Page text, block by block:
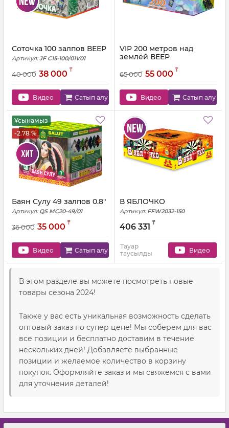
Соточка 100 залпов ВЕЕР
Артикул: JF C15-100/01V01
40 000 38 000 ₸
Видео Сатып алу
VIP 200 метров над
землёй ВЕЕР
JF C15-200/01V01
65 000 55 000 ₸
Видео Сатып алу
Ұсынамыз
-2.78 %
Баян Сулу 49 залпов 0.8"
Артикул: QS MC20-49/01
36 000 35 000 ₸
Видео Сатып алу
В ЯБЛОЧКО
Артикул: FFW2032-150
406 331 ₸
Тауар
таусылды
Видео
В этом разделе вы можете посмотреть новые
товары сезона 2024!
Также у вас есть уникальная возможность сделать
оптовый заказ по супер цене! Мы соберем для вас
все позиции и бесплатно доставим в течение
нескольких дней! Добавляете выбранные
позиции и желаемое количество в корзину
покупок. Оформляйте заказ и мы свяжемся с вами
для уточнения деталей!